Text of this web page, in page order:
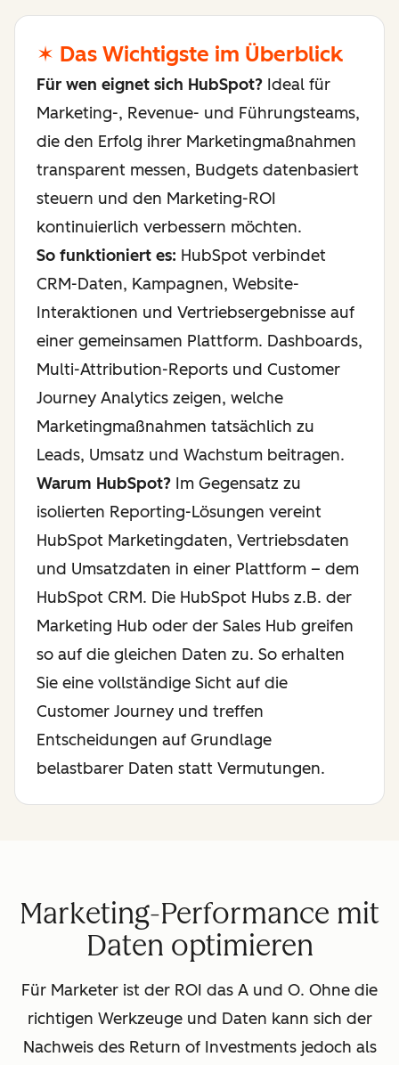
✶ Das Wichtigste im Überblick
Für wen eignet sich HubSpot? Ideal für
Marketing-, Revenue- und Führungsteams,
die den Erfolg ihrer Marketingmaßnahmen
transparent messen, Budgets datenbasiert
steuern und den Marketing-ROI
kontinuierlich verbessern möchten.
So funktioniert es: HubSpot verbindet
CRM-Daten, Kampagnen, Website-
Interaktionen und Vertriebsergebnisse auf
einer gemeinsamen Plattform. Dashboards,
Multi-Attribution-Reports und Customer
Journey Analytics zeigen, welche
Marketingmaßnahmen tatsächlich zu
Leads, Umsatz und Wachstum beitragen.
Warum HubSpot? Im Gegensatz zu
isolierten Reporting-Lösungen vereint
HubSpot Marketingdaten, Vertriebsdaten
und Umsatzdaten in einer Plattform – dem
HubSpot CRM. Die HubSpot Hubs z.B. der
Marketing Hub oder der Sales Hub greifen
so auf die gleichen Daten zu. So erhalten
Sie eine vollständige Sicht auf die
Customer Journey und treffen
Entscheidungen auf Grundlage
belastbarer Daten statt Vermutungen.
Marketing-Performance mit
Daten optimieren
Für Marketer ist der ROI das A und O. Ohne die
richtigen Werkzeuge und Daten kann sich der
Nachweis des Return of Investments jedoch als